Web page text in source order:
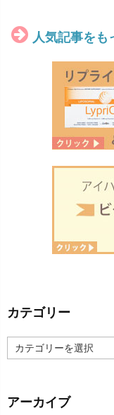
人気記事をも
カテゴリー
テ
ー
アーカイブ